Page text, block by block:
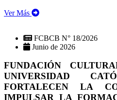
Ver Más
FCBCB N° 18/2026
Junio de 2026
FUNDACIÓN
UNIVERSIDAD
FORTALECEN LA
IMPULSAR LA